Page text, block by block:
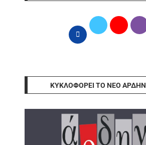
ΚΥΚΛΟΦΟΡΕΊ ΤΟ ΝΈΟ ΆΡΔΗΝ